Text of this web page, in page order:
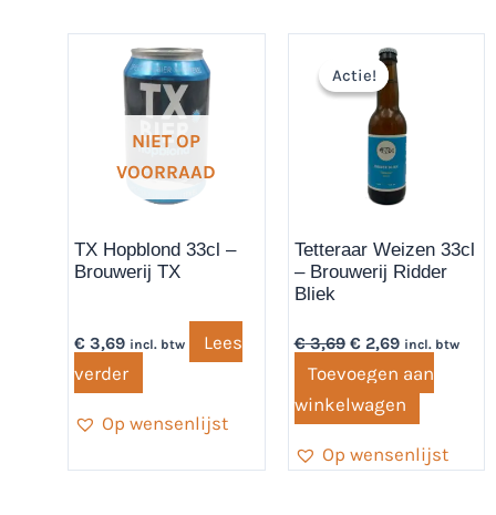
NIET OP
VOORRAAD
TX Hopblond 33cl –
Brouwerij TX
€ 3,69 incl. btw
Lees
verder
Op wensenlijst
Actie!
Actie!
Tetteraar Weizen 33cl
– Brouwerij Ridder
Bliek
€3,69
Oorspronkelijke
prijs
was:
€ 3,69.
€2,69
is:
€ 2,69.
incl. btw
Toevoegen aan
winkelwagen
Op wensenlijst